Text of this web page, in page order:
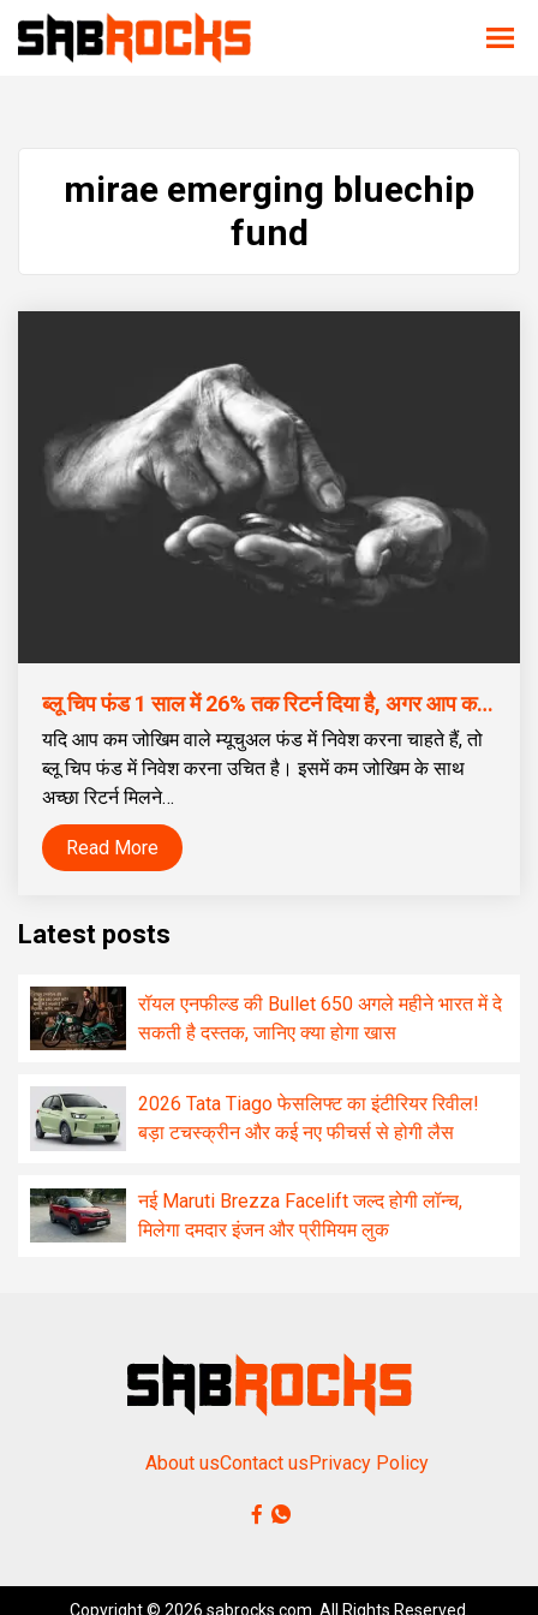
mirae emerging bluechip
fund
ब्लू चिप फंड 1 साल में 26% तक रिटर्न दिया है, अगर आप कम जोखिम के साथ अच्छा रिटर्न पाना चाहते हैं, तो आप इस म्यूचुअल फंड में निवेश कर सकते हैं।
यदि आप कम जोखिम वाले म्यूचुअल फंड में निवेश करना चाहते हैं, तो
ब्लू चिप फंड में निवेश करना उचित है। इसमें कम जोखिम के साथ
अच्छा रिटर्न मिलने…
Read More
Latest posts
रॉयल एनफील्ड की Bullet 650 अगले महीने भारत में दे
सकती है दस्तक, जानिए क्या होगा खास
2026 Tata Tiago फेसलिफ्ट का इंटीरियर रिवील!
बड़ा टचस्क्रीन और कई नए फीचर्स से होगी लैस
नई Maruti Brezza Facelift जल्द होगी लॉन्च,
मिलेगा दमदार इंजन और प्रीमियम लुक
About usContact usPrivacy Policy
Copyright © 2026 sabrocks.com. All Rights Reserved.